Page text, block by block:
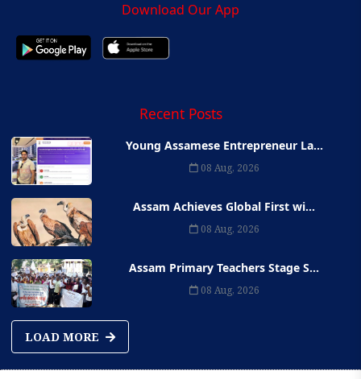
Download Our App
Recent Posts
Young Assamese Entrepreneur La...
08 Aug, 2026
Assam Achieves Global First wi...
08 Aug, 2026
Assam Primary Teachers Stage S...
08 Aug, 2026
LOAD MORE